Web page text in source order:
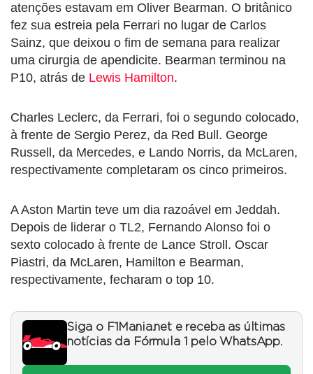
atenções estavam em Oliver Bearman. O britânico
fez sua estreia pela Ferrari no lugar de Carlos
Sainz, que deixou o fim de semana para realizar
uma cirurgia de apendicite. Bearman terminou na
P10, atrás de Lewis Hamilton.
Charles Leclerc, da Ferrari, foi o segundo colocado,
à frente de Sergio Perez, da Red Bull. George
Russell, da Mercedes, e Lando Norris, da McLaren,
respectivamente completaram os cinco primeiros.
A Aston Martin teve um dia razoável em Jeddah.
Depois de liderar o TL2, Fernando Alonso foi o
sexto colocado à frente de Lance Stroll. Oscar
Piastri, da McLaren, Hamilton e Bearman,
respectivamente, fecharam o top 10.
Siga o F1Mania.net e receba as últimas
notícias da Fórmula 1 pelo WhatsApp.